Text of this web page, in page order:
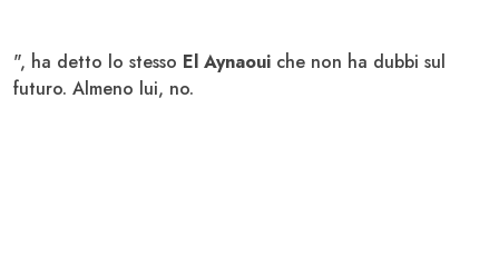
", ha detto lo stesso El Aynaoui che non ha dubbi sul
futuro. Almeno lui, no.